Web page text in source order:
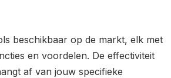
beschikbaar op de markt, elk met
en voordelen. De effectiviteit
af van jouw specifieke